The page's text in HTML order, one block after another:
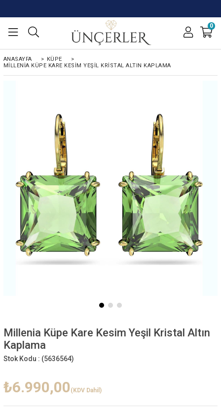
0
ANASAYFA > KÜPE
>
MILLENIA KÜPE KARE KESIM YEŞIL KRISTAL ALTIN KAPLAMA
Millenia Küpe Kare Kesim Yeşil Kristal Altın
Kaplama
Stok Kodu : (5636564)
₺6.990,00 (KDV Dahil)